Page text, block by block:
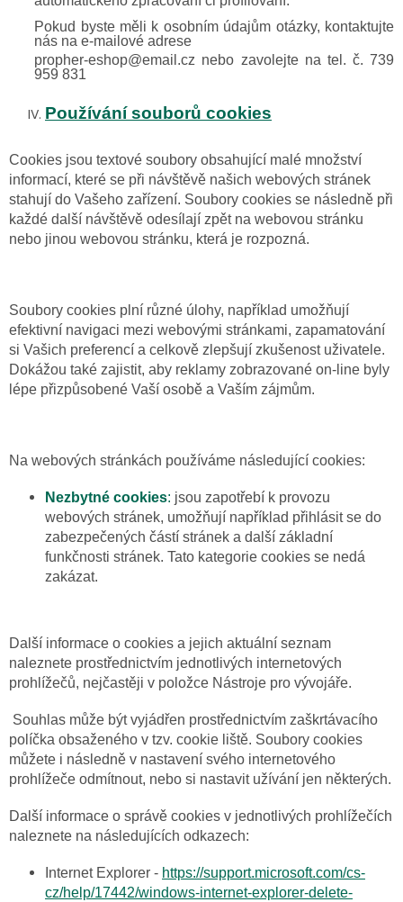
Pokud byste měli k osobním údajům otázky, kontaktujte
nás na e-mailové adrese
propher-eshop@email.cz nebo zavolejte na tel. č. 739
959 831
Používání souborů cookies
Cookies jsou textové soubory obsahující malé množství
informací, které se při návštěvě našich webových stránek
stahují do Vašeho zařízení. Soubory cookies se následně při
každé další návštěvě odesílají zpět na webovou stránku
nebo jinou webovou stránku, která je rozpozná.
Soubory cookies plní různé úlohy, například umožňují
efektivní navigaci mezi webovými stránkami, zapamatování
si Vašich preferencí a celkově zlepšují zkušenost uživatele.
Dokážou také zajistit, aby reklamy zobrazované on-line byly
lépe přizpůsobené Vaší osobě a Vaším zájmům.
Na webových stránkách používáme následující cookies:
Nezbytné cookies: jsou zapotřebí k provozu
webových stránek, umožňují například přihlásit se do
zabezpečených částí stránek a další základní
funkčnosti stránek. Tato kategorie cookies se nedá
zakázat.
Další informace o cookies a jejich aktuální seznam
naleznete prostřednictvím jednotlivých internetových
prohlížečů, nejčastěji v položce Nástroje pro vývojáře.
Souhlas může být vyjádřen prostřednictvím zaškrtávacího
políčka obsaženého v tzv. cookie liště. Soubory cookies
můžete i následně v nastavení svého internetového
prohlížeče odmítnout, nebo si nastavit užívání jen některých.
Další informace o správě cookies v jednotlivých prohlížečích
naleznete na následujících odkazech:
Internet Explorer - https://support.microsoft.com/cs-
cz/help/17442/windows-internet-explorer-delete-